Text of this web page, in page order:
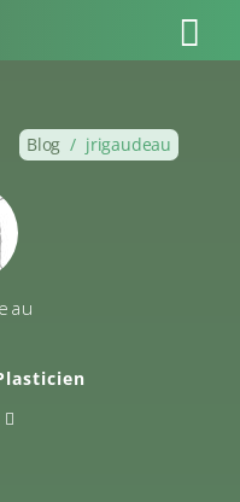
Blog / jrigaudeau